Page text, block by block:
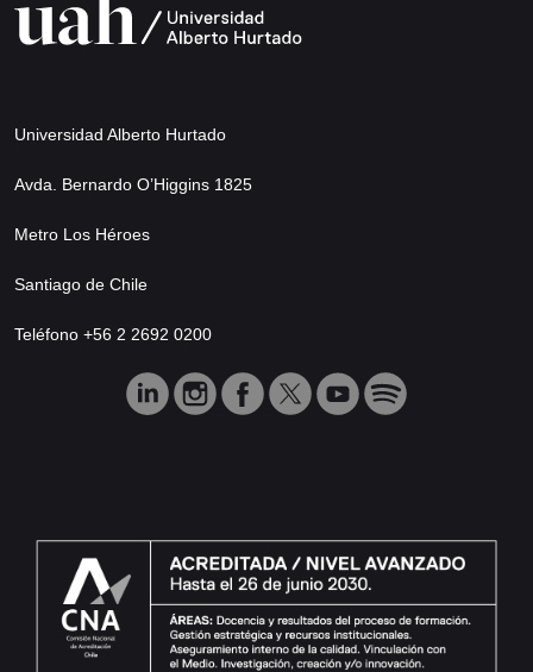
Universidad Alberto Hurtado
Avda. Bernardo O’Higgins 1825
Metro Los Héroes
Santiago de Chile
Teléfono +56 2 2692 0200